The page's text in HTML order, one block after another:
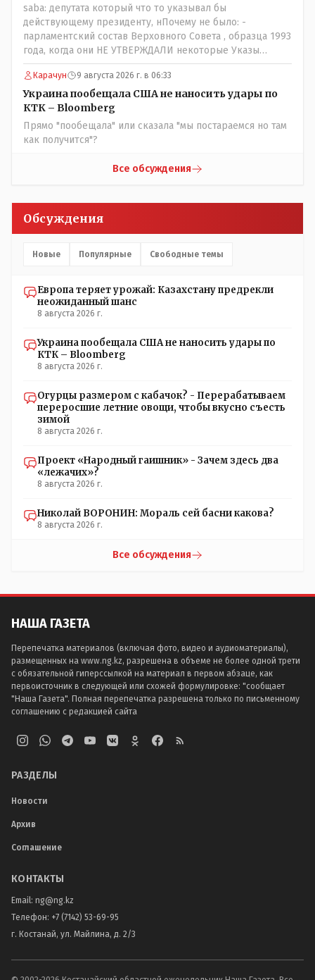
saba: депутата который что то указывал бы
действующему президенту, нПочему не было: -
парламентский состав Верховного Совета , образца 1993
года, когда они НЕ УТВЕРЖДАЛИ некоторые Указы
Назарбаева, особенно в части выборов и перевыборов и
некоторых вопросах внутренней политики, и тогда
Назарбай волевым Указом РАСПУСТИЛ этот бунтарский
состав. Имя - Серикболсын Абдильдин вам знакомо -
юывший секретарь ЦК КП Казахстана , впоследствии -
депутат Верховного Совета и Мажлиса и Председатель
партии коммунстов- он в то время и после и причём
НЕОДНОКРАТНО, указывал и многократно на недостатки
Назарбая и предлагал ему самому ДОБРОВОЛЬНО уйти с
Карачун 9 августа 2026 г. в 06:33
Украина пообещала США не наносить удары по
КТК – Bloomberg
Прямо "пообещала" или сказала "мы постараемся но там
как получится"?
Все обсуждения
Обсуждения
Новые Популярные Свободные темы
Европа теряет урожай: Казахстану предрекли
неожиданный шанс
8 августа 2026 г.
Украина пообещала США не наносить удары по
КТК – Bloomberg
8 августа 2026 г.
Огурцы размером с кабачок? - Перерабатываем
переросшие летние овощи, чтобы вкусно съесть
зимой
8 августа 2026 г.
Проект «Народный гаишник» - Зачем здесь два
«лежачих»?
8 августа 2026 г.
Николай ВОРОНИН: Мораль сей басни какова?
8 августа 2026 г.
Все обсуждения
НАША ГАЗЕТА
Перепечатка материалов (включая фото, видео и аудиоматериалы),
размещенных на www.ng.kz, разрешена в объеме не более одной трети
с обязательной гиперссылкой на материал в первом абзаце, как
первоисточник в следующей или схожей формулировке: "сообщает
"Наша Газета". Полная перепечатка разрешена только по письменному
соглашению с редакцией сайта
РАЗДЕЛЫ
Новости
Архив
Соглашение
КОНТАКТЫ
Email: ng@ng.kz
Телефон: +7 (7142) 53-69-95
г. Костанай, ул. Майлина, д. 2/3